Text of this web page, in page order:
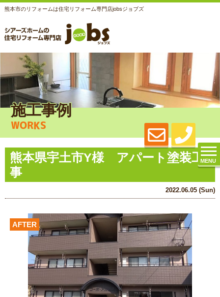
熊本市のリフォームは住宅リフォーム専門店jobsジョブズ
MENU
施工事例
WORKS
熊本県宇土市Y様 アパート塗装工
事
2022.06.05 (Sun)
AFTER